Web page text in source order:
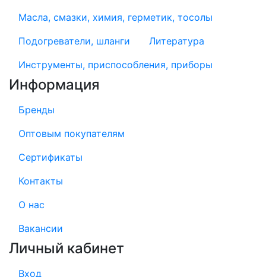
Масла, смазки, химия, герметик, тосолы
Подогреватели, шланги
Литература
Инструменты, приспособления, приборы
Информация
Бренды
Оптовым покупателям
Сертификаты
Контакты
О нас
Вакансии
Личный кабинет
Вход